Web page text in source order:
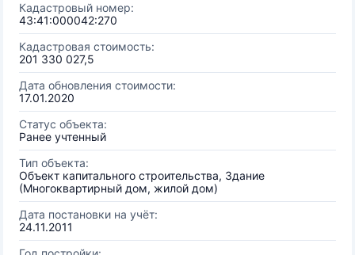
Кадастровый номер:
43:41:000042:270
Кадастровая стоимость:
201 330 027,5
Дата обновления стоимости:
17.01.2020
Статус объекта:
Ранее учтенный
Тип объекта:
Объект капитального строительства, Здание
(Многоквартирный дом, жилой дом)
Дата постановки на учёт:
24.11.2011